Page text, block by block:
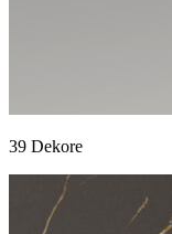
39 Dekore